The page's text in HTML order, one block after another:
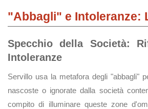
"Abbagli" e Intoleranze:
Specchio della Società:
Intoleranze
Servillo usa la metafora degli "abbagli"
nascoste o ignorate dalla società
compito di illuminare queste zone